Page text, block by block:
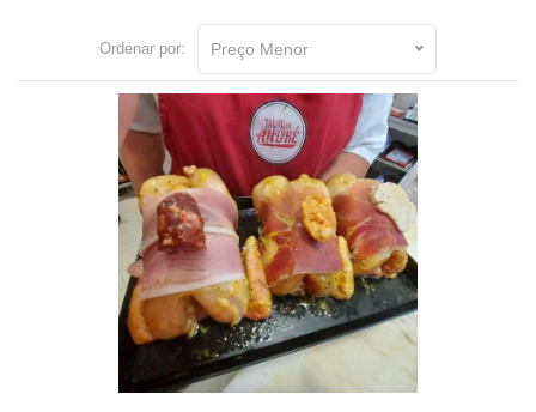
Ordenar por: Preço Menor